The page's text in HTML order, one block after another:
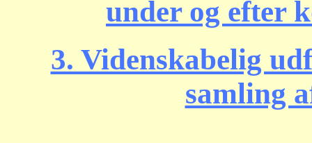
under og efter
3. Videnskabelig
samling